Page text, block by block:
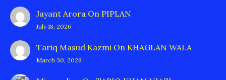
Jayant Arora On PIPLAN
July 18, 2026
Tariq Masud Kazmi On KHAGLAN WALA
March 30, 2026